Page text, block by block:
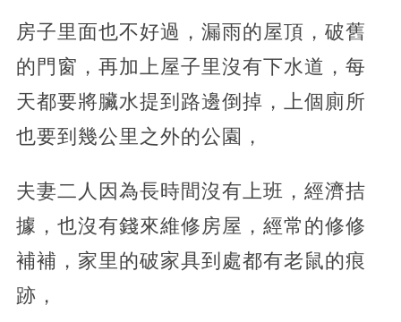
房子里面也不好過，漏雨的屋頂，破舊
的門窗，再加上屋子里沒有下水道，每
天都要將臟水提到路邊倒掉，上個廁所
也要到幾公里之外的公園，
夫妻二人因為長時間沒有上班，經濟拮
據，也沒有錢來維修房屋，經常的修修
補補，家里的破家具到處都有老鼠的痕
跡，